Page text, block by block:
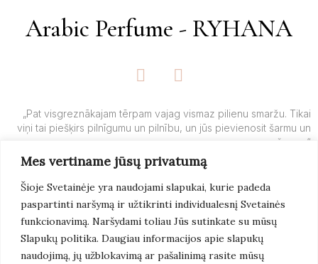
Mes vertiname jūsų privatumą
Šioje Svetainėje yra naudojami slapukai, kurie padeda
paspartinti naršymą ir užtikrinti individualesnį Svetainės
funkcionavimą. Naršydami toliau Jūs sutinkate su mūsų
Slapukų politika. Daugiau informacijos apie slapukų
naudojimą, jų užblokavimą ar pašalinimą rasite mūsų
Arabic Perfume - RYHANA
F
a
e
b
o
k
-
f
I
n
t
a
g
r
a
m
„Pat visgreznākajam tērpam vajag vismaz pilienu smaržu. Tikai
viņi tai piešķirs pilnīgumu un pilnību, un jūs pievienosit šarmu un
šarmu.“
Lasīt